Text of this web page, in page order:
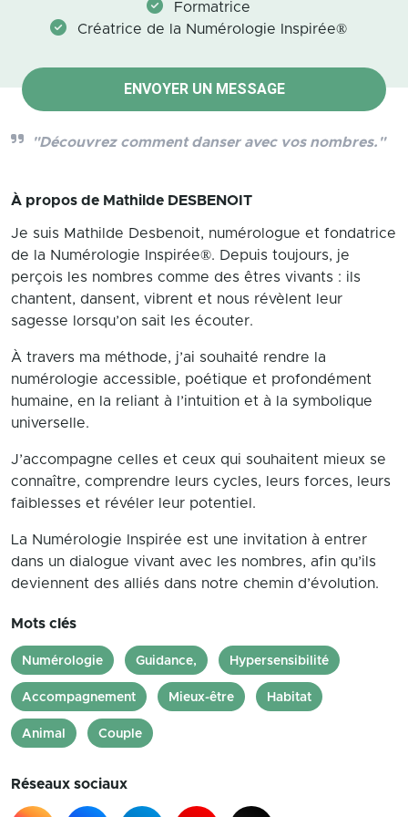
Formatrice
Créatrice de la Numérologie Inspirée®
ENVOYER UN MESSAGE
"Découvrez comment danser avec vos nombres."
À propos de Mathilde DESBENOIT
Je suis Mathilde Desbenoit, numérologue et fondatrice
de la Numérologie Inspirée®. Depuis toujours, je
perçois les nombres comme des êtres vivants : ils
chantent, dansent, vibrent et nous révèlent leur
sagesse lorsqu’on sait les écouter.
À travers ma méthode, j’ai souhaité rendre la
numérologie accessible, poétique et profondément
humaine, en la reliant à l’intuition et à la symbolique
universelle.
J’accompagne celles et ceux qui souhaitent mieux se
connaître, comprendre leurs cycles, leurs forces, leurs
faiblesses et révéler leur potentiel.
La Numérologie Inspirée est une invitation à entrer
dans un dialogue vivant avec les nombres, afin qu’ils
deviennent des alliés dans notre chemin d’évolution.
Mots clés
Numérologie Guidance, Hypersensibilité
Accompagnement Mieux-être Habitat
Animal Couple
Réseaux sociaux